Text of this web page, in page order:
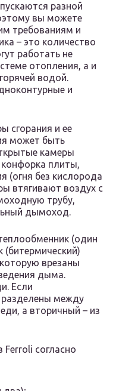
разной
вы можете
требованиям и
– это количество
работать не
отопления, а и
водой.
и
сгорания и ее
может быть
камеры
конфорка плиты,
(огня без кислорода
втягивают воздух с
трубу,
дымоход.
(один
врезаны
дыма.
Если
между
а вторичный – из
согласно